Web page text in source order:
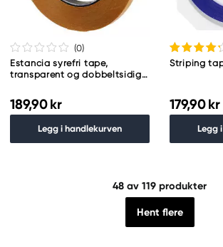
(0)
Estancia syrefri tape,
transparent og dobbeltsidig,
189,90 kr
Legg i handlekurven
Striping
179,90 kr
Legg
48 av 119 produkter
Hent flere